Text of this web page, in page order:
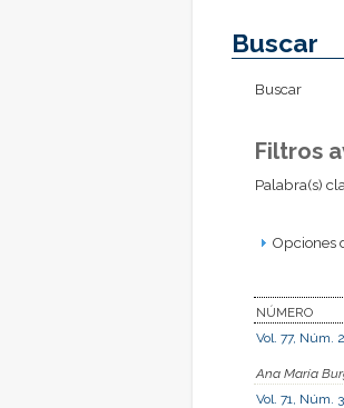
Buscar
Buscar
Filtros
Palabra(s)
Opciones
NÚMERO
Vol. 77, Núm.
Ana María
Vol. 71, Núm.